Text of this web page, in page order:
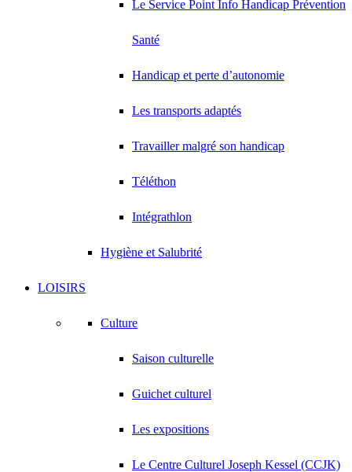
Le Service Point Info Handicap Prévention
Santé
Handicap et perte d’autonomie
Les transports adaptés
Travailler malgré son handicap
Téléthon
Intégrathlon
Hygiène et Salubrité
LOISIRS
Culture
Saison culturelle
Guichet culturel
Les expositions
Le Centre Culturel Joseph Kessel (CCJK)